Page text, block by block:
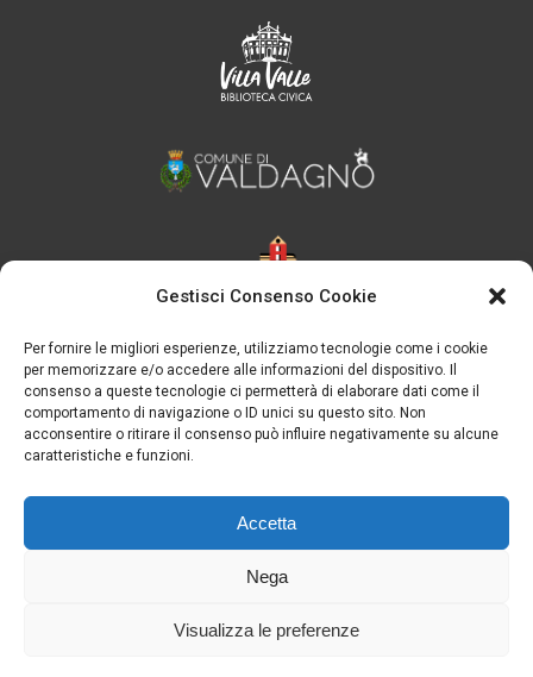
Gestisci Consenso Cookie
Per fornire le migliori esperienze, utilizziamo tecnologie come i cookie
per memorizzare e/o accedere alle informazioni del dispositivo. Il
consenso a queste tecnologie ci permetterà di elaborare dati come il
comportamento di navigazione o ID unici su questo sito. Non
acconsentire o ritirare il consenso può influire negativamente su alcune
caratteristiche e funzioni.
Accetta
Nega
Visualizza le preferenze
Note legali-Privacy Policy-Cookie Policy